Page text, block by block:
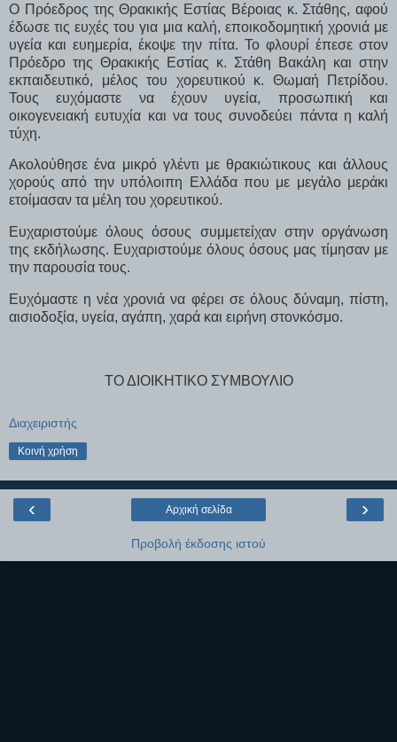
Ο Πρόεδρος της Θρακικής Εστίας Βέροιας κ. Στάθης, αφού
έδωσε τις ευχές του για μια καλή, εποικοδομητική χρονιά με
υγεία και ευημερία, έκοψε την πίτα. Το φλουρί έπεσε στον
Πρόεδρο της Θρακικής Εστίας κ. Στάθη Βακάλη και στην
εκπαιδευτικό, μέλος του χορευτικού κ. Θωμαή Πετρίδου.
Τους ευχόμαστε να έχουν υγεία, προσωπική και
οικογενειακή ευτυχία και να τους συνοδεύει πάντα η καλή
τύχη.
Ακολούθησε ένα μικρό γλέντι με θρακιώτικους και άλλους
χορούς από την υπόλοιπη Ελλάδα που με μεγάλο μεράκι
ετοίμασαν τα μέλη του χορευτικού.
Ευχαριστούμε όλους όσους συμμετείχαν στην οργάνωση
της εκδήλωσης. Ευχαριστούμε όλους όσους μας τίμησαν με
την παρουσία τους.
Ευχόμαστε η νέα χρονιά να φέρει σε όλους δύναμη, πίστη,
αισιοδοξία, υγεία, αγάπη, χαρά και ειρήνη στονκόσμο.
ΤΟ ΔΙΟΙΚΗΤΙΚΟ ΣΥΜΒΟΥΛΙΟ
Διαχειριστής
Κοινή χρήση
‹ ›
Αρχική σελίδα
Προβολή έκδοσης ιστού